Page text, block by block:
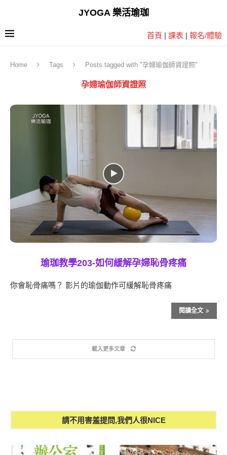
JYOGA 樂活瑜珈
首頁 | 課表 | 報名/體驗
Home Tags Posts tagged with "孕婦瑜伽師資證照"
孕婦瑜伽師資證照
瑜珈教學203-如何緩解孕婦恥骨疼痛
你會恥骨痛嗎？ 影片的瑜伽動作可緩解恥骨疼痛
閱讀全文
載入更多文章
請不用害羞提問,我們人很NICE